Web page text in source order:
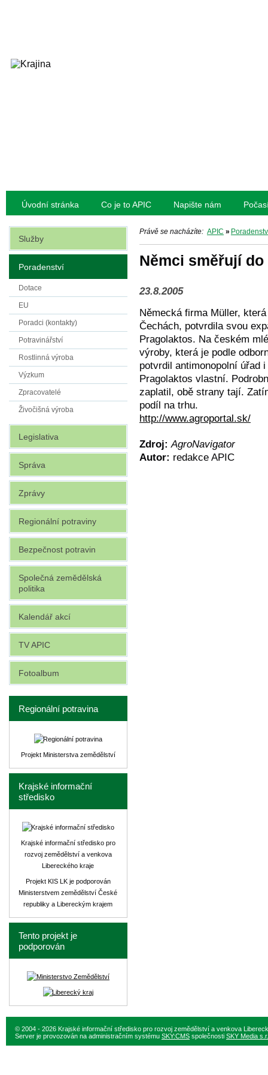
Úvodní stránka Co je to APIC Napište nám
Právě se nacházíte: APIC »
Němci směřují do
23.8.2005
Německá firma Müller,
Čechách, potvrdila svou
Pragolaktos. Na českém
výroby, která je podle
potvrdil antimonopolní úřad
Pragolaktos vlastní.
zaplatil, obě strany tají.
podíl na trhu.
http://www.agroportal.sk/
Zdroj: AgroNavigator
Autor: redakce APIC
Služby
Poradenství
Dotace
EU
Poradci (kontakty)
Potravinářství
Rostlinná výroba
Výzkum
Zpracovatelé
Živočišná výroba
Legislativa
Správa
Zprávy
Regionální potraviny
Bezpečnost potravin
Společná zemědělská
politika
Kalendář akcí
TV APIC
Fotoalbum
Regionální potravina
Projekt Ministerstva zemědělství
Krajské informační
středisko
Krajské informační středisko pro
rozvoj zemědělství a venkova
Libereckého kraje
Projekt KIS LK je podporován
Ministerstvem zemědělství České
republiky a Libereckým krajem
Tento projekt je
podporován
© 2004 - 2026 Krajské informační středisko pro rozvoj zemědělství a venkova
Server je provozován na administračním systému SKY:CMS společnosti SKY Media